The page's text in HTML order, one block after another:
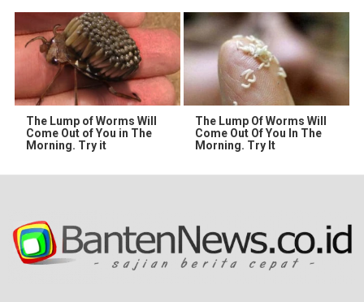
The Lump of Worms Will
Come Out of You in The
Morning. Try it
The Lump Of Worms Will
Come Out Of You In The
Morning. Try It